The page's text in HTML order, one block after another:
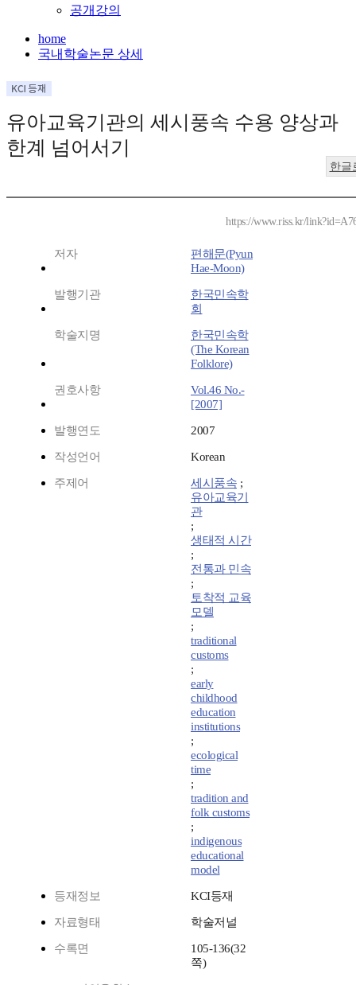
공개강의
home
국내학술논문 상세
유아교육기관의 세시풍속 수용 양상과
한계 넘어서기
한글
https://www.riss.kr/
저자
편해문(Pyun
Hae-Moon)
발행기관
한국민속학
회
학술지명
한국민속학
(The Korean
Folklore)
권호사항
Vol.46 No.-
[2007]
발행연도 2007
작성언어 Korean
주제어 세시풍속 ;
유아교육기
관
;
생태적 시간
;
전통과 민속
;
토착적 교육
모델
;
traditional
customs
;
early
childhood
education
institutions
;
ecological
time
;
tradition and
folk customs
;
indigenous
educational
model
등재정보 KCI등재
자료형태 학술저널
수록면
105-136(32
쪽)